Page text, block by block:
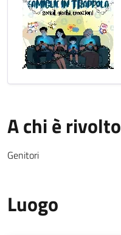
A chi è rivolto
Genitori
Luogo